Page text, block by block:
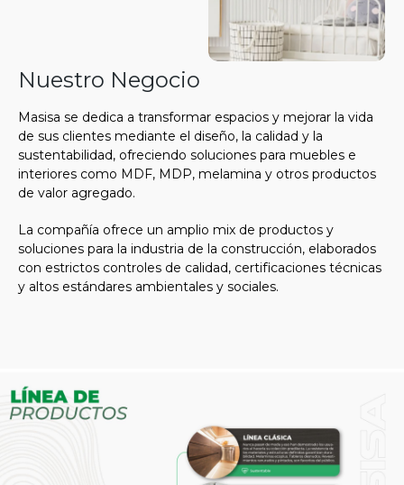
Nuestro Negocio
Masisa se dedica a transformar espacios y mejorar la vida
de sus clientes mediante el diseño, la calidad y la
sustentabilidad, ofreciendo soluciones para muebles e
interiores como MDF, MDP, melamina y otros productos
de valor agregado.
La compañía ofrece un amplio mix de productos y
soluciones para la industria de la construcción, elaborados
con estrictos controles de calidad, certificaciones técnicas
y altos estándares ambientales y sociales.